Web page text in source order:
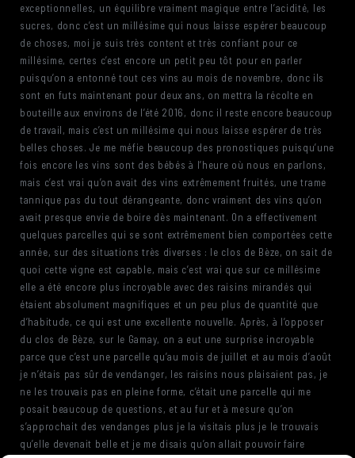
exceptionnelles, un équilibre vraiment magique entre l’acidité, les
sucres, donc c’est un millésime qui nous laisse espérer beaucoup
de choses, moi je suis très content et très confiant pour ce
millésime, certes c’est encore un petit peu tôt pour en parler
puisqu’on a entonné tout ces vins au mois de novembre, donc ils
sont en futs maintenant pour deux ans, on mettra la récolte en
bouteille aux environs de l’été 2016, donc il reste encore beaucoup
de travail, mais c’est un millésime qui nous laisse espérer de très
belles choses. Je me méfie beaucoup des pronostiques puisqu’une
fois encore les vins sont des bébés à l’heure où nous en parlons,
mais c’est vrai qu’on avait des vins extrêmement fruités, une trame
tannique pas du tout dérangeante, donc vraiment des vins qu’on
avait presque envie de boire dès maintenant. On a effectivement
quelques parcelles qui se sont extrêmement bien comportées cette
année, sur des situations très diverses : le clos de Bèze, on sait de
quoi cette vigne est capable, mais c’est vrai que sur ce millésime
elle a été encore plus incroyable avec des raisins mirandés qui
étaient absolument magnifiques et un peu plus de quantité que
d’habitude, ce qui est une excellente nouvelle. Après, à l’opposer
du clos de Bèze, sur le Gamay, on a eut une surprise incroyable
parce que c’est une parcelle qu’au mois de juillet et au mois d’août
je n’étais pas sûr de vendanger, les raisins nous plaisaient pas, je
ne les trouvais pas en pleine forme, c’était une parcelle qui me
posait beaucoup de questions, et au fur et à mesure qu’on
s’approchait des vendanges plus je la visitais plus je le trouvais
qu’elle devenait belle et je me disais qu’on allait pouvoir faire